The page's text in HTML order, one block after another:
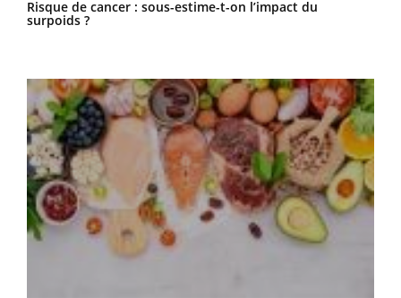
Risque de cancer : sous-estime-t-on l’impact du
surpoids ?